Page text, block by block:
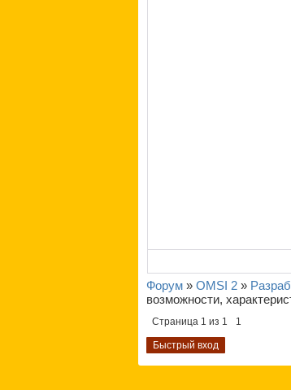
Форум » OMSI 2 »
возможности,
Страница 1 из 1
1